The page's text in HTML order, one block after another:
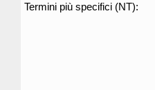
Termini più specifici (NT):